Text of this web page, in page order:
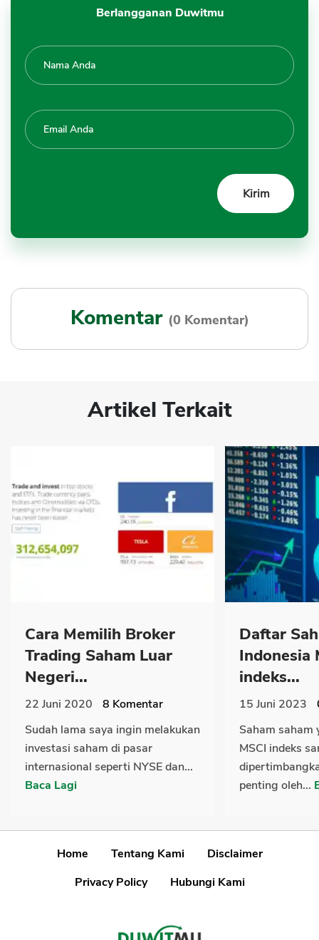
Berlangganan Duwitmu
Komentar (0 Komentar)
Artikel Terkait
Cara Memilih Broker
Trading Saham Luar
Negeri...
22 Juni 2020 8 Komentar
Sudah lama saya ingin melakukan
investasi saham di pasar
internasional seperti NYSE dan...
Baca Lagi
Daftar
Indonesia
indeks...
15 Juni 2023
Saham saham
MSCI indeks
penting oleh...
Home Tentang Kami
Disclaimer
Privacy Policy
Hubungi Kami